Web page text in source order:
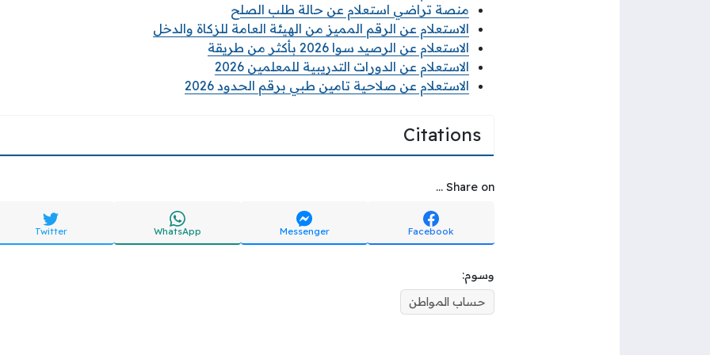
منصة تراضي استعلام عن حالة طلب الصلح
الاستعلام عن الرقم المميز من الهيئة العامة للزكاة والدخل
الاستعلام عن الرصيد سوا 2026 بأكثر من طريقة
الاستعلام عن الدورات التدريبية للمعلمين 2026
الاستعلام عن صلاحية تامين طبي برقم الحدود 2026
Citations
Share on ...
Facebook
Messenger
WhatsApp
Twitter
وسوم:
حساب المواطن